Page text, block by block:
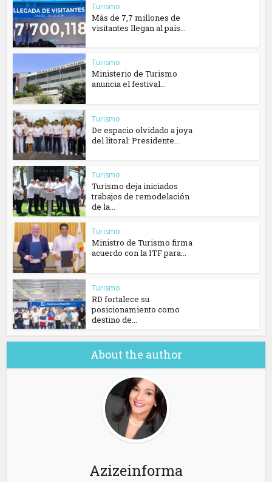
Turismo
Más de 7,7 millones de
visitantes llegan al país...
Turismo
Ministerio de Turismo
anuncia el festival...
Turismo
De espacio olvidado a joya
del litoral: Presidente...
Turismo
Turismo deja iniciados
trabajos de remodelación
de la...
Turismo
Ministro de Turismo firma
acuerdo con la ITF para...
Turismo
RD fortalece su
posicionamiento como
destino de...
About the author
Azizeinforma